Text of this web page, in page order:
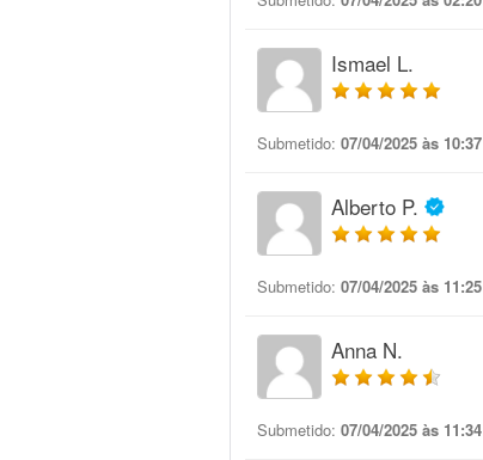
Ismael L.
Submetido: 07/04/2025 às 10:37
Alberto P.
Submetido: 07/04/2025 às 11:25
Anna N.
Submetido: 07/04/2025 às 11:34